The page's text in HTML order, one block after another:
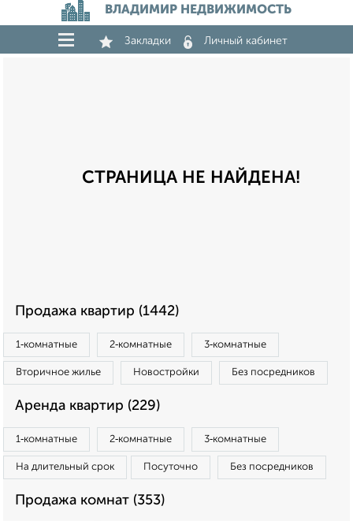
ВЛАДИМИР НЕДВИЖИМОСТЬ
Закладки Личный кабинет
СТРАНИЦА НЕ НАЙДЕНА!
Продажа квартир (1442)
1‑комнатные 2‑комнатные 3‑комнатные
Вторичное жилье Новостройки Без посредников
Аренда квартир (229)
1‑комнатные 2‑комнатные 3‑комнатные
На длительный срок Посуточно Без посредников
Продажа комнат (353)